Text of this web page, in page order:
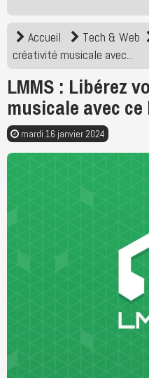
Accueil Tech & Web
créativité musicale avec...
LMMS : Libérez
musicale avec
mardi 16 janvier 2024